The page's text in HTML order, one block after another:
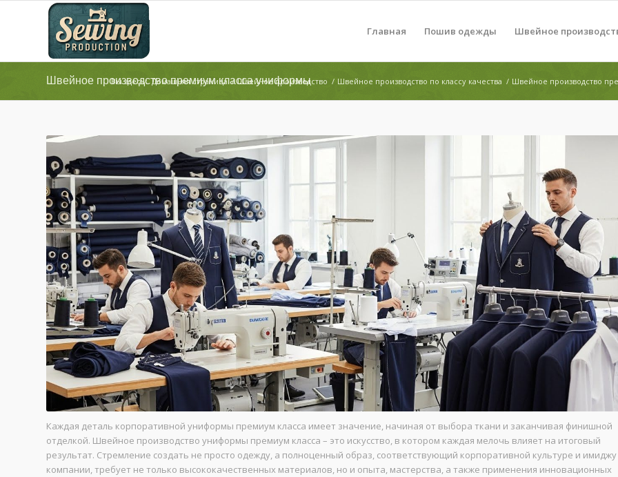
Главная Пошив одежды Швейное
Швейное производство премиум класса униформы
Вы здесь: Домашняя страница / Швейное производство / Швейное производство по классу качества / Швейное производство
Каждая деталь корпоративной униформы премиум класса имеет значение, начиная от выбора ткани и заканчивая финишной
отделкой. Швейное производство униформы премиум класса – это искусство, в котором каждая мелочь влияет на итоговый
результат. Стремление создать не просто одежду, а полноценный образ, соответствующий корпоративной культуре и имиджу
компании, требует не только высококачественных материалов, но и опыта, мастерства, а также применения инновационных